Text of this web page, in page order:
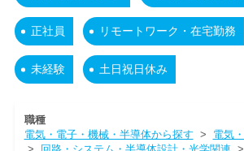
正社員 リモートワーク・在宅勤務
未経験 土日祝日休み
職種
電気・電子・機械・半導体から探す > 電気